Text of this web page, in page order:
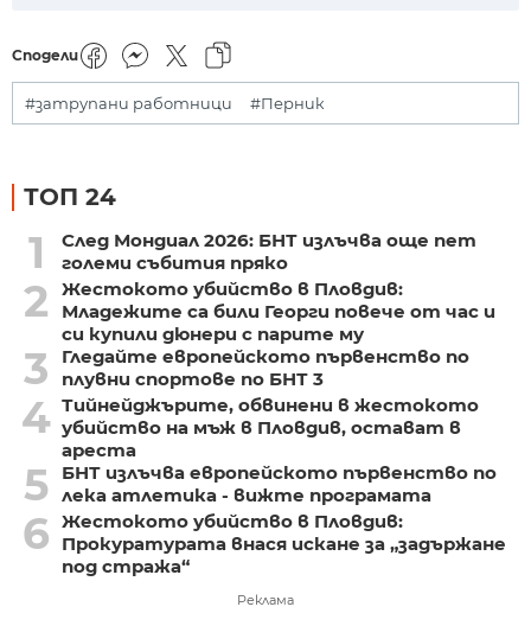
Сподели
#затрупани работници #Перник
ТОП 24
1
След Мондиал 2026: БНТ излъчва още пет
големи събития пряко
2
Жестокото убийство в Пловдив:
Младежите са били Георги повече от час и
си купили дюнери с парите му
3
Гледайте европейското първенство по
плувни спортове по БНТ 3
4 Тийнейджърите, обвинени в жестокото
убийство на мъж в Пловдив, остават в
ареста
5
БНТ излъчва европейското първенство по
лека атлетика - вижте програмата
6 Жестокото убийство в Пловдив:
Прокуратурата внася искане за „задържане
под стража“
Реклама